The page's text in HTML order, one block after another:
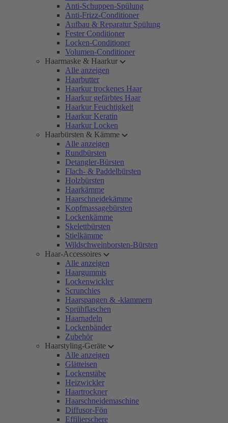
Anti-Schuppen-Spülung
Anti-Frizz-Conditioner
Aufbau & Reparatur Spülung
Fester Conditioner
Locken-Conditioner
Volumen-Conditioner
Haarmaske & Haarkur
Alle anzeigen
Haarbutter
Haarkur trockenes Haar
Haarkur gefärbtes Haar
Haarkur Feuchtigkeit
Haarkur Keratin
Haarkur Locken
Haarbürsten & Kämme
Alle anzeigen
Rundbürsten
Detangler-Bürsten
Flach- & Paddelbürsten
Holzbürsten
Haarkämme
Haarschneidekämme
Kopfmassagebürsten
Lockenkämme
Skelettbürsten
Stielkämme
Wildschweinborsten-Bürsten
Haar-Accessoires
Alle anzeigen
Haargummis
Lockenwickler
Scrunchies
Haarspangen & -klammern
Sprühflaschen
Haarnadeln
Lockenbänder
Zubehör
Haarstyling-Geräte
Alle anzeigen
Glätteisen
Lockenstäbe
Heizwickler
Haartrockner
Haarschneidemaschine
Diffusor-Fön
Effilierschere